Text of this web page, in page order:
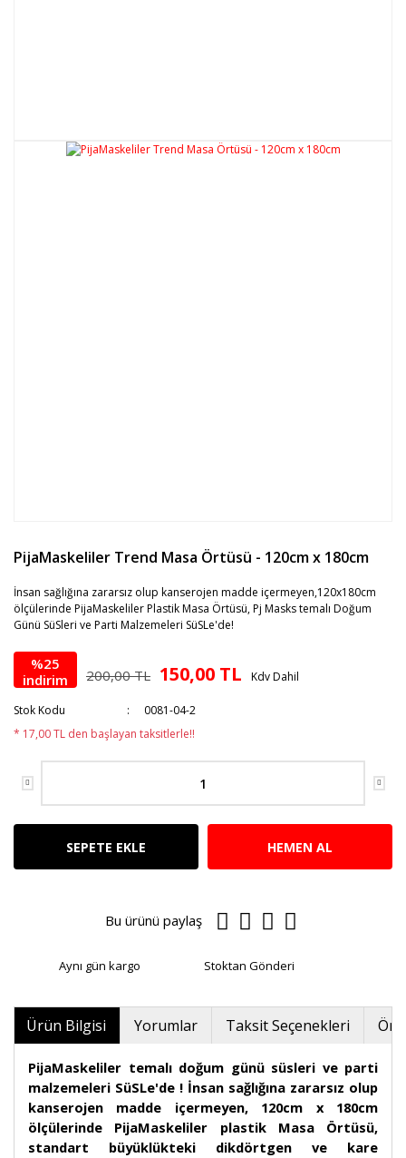
PijaMaskeliler Trend Masa Örtüsü - 120cm x 180cm
İnsan sağlığına zararsız olup kanserojen madde içermeyen,120x180cm
ölçülerinde PijaMaskeliler Plastik Masa Örtüsü, Pj Masks temalı Doğum
Günü SüSleri ve Parti Malzemeleri SüSLe'de!
%25
indirim
200,00 TL 150,00 TL Kdv Dahil
Stok Kodu
0081-04-2
* 17,00 TL den başlayan taksitlerle!!
SEPETE EKLE HEMEN AL
Bu ürünü paylaş
Aynı gün kargo Stoktan Gönderi
Ürün Bilgisi Yorumlar Taksit Seçenekleri
PijaMaskeliler temalı doğum günü süsleri ve parti
malzemeleri SüSLe'de ! İnsan sağlığına zararsız olup
kanserojen madde içermeyen, 120cm x 180cm
ölçülerinde PijaMaskeliler plastik Masa Örtüsü,
standart büyüklükteki dikdörtgen ve kare